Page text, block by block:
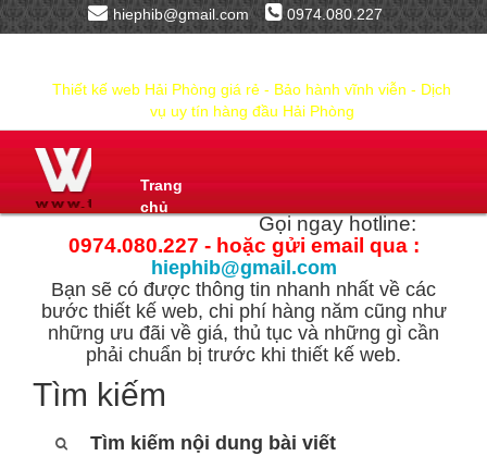
hiephib@gmail.com 0974.080.227
Thiết kế web Hải Phòng giá rẻ - Bảo hành vĩnh viễn - Dịch
vụ uy tín hàng đầu Hải Phòng
Trang
chủ
Gọi ngay hotline:
0974.080.227 - hoặc gửi email qua :
hiephib@gmail.com
Bạn sẽ có được thông tin nhanh nhất về các
bước thiết kế web, chi phí hàng năm cũng như
những ưu đãi về giá, thủ tục và những gì cần
phải chuẩn bị trước khi thiết kế web.
Tìm kiếm
Tìm kiếm nội dung bài viết